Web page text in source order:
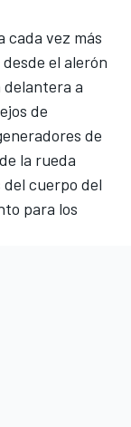
cada vez más
el alerón
a
de
de
la rueda
cuerpo del
para los